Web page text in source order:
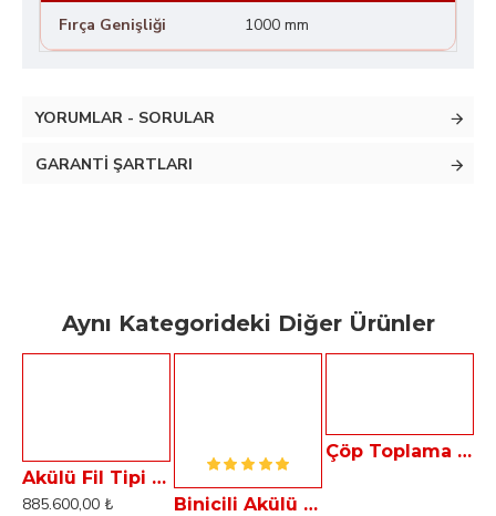
Fırça Genişliği 1000 mm
YORUMLAR - SORULAR
GARANTI ŞARTLARI
Aynı Kategorideki Diğer Ürünler
Akülü Fil Tipi Sokak Süpürme Aracı - Çöp Toplayıcı ELF 11B
885.600,00 ₺
Binicili Akülü Fil Tipi Sokak Süpürme Aracı - Çöp Toplayıcı ELF 11BB
Çöp Toplama Arabası - GARBAGE TAXi